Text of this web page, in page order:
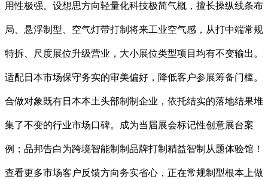
用性极强。设想思方向轻量化科技极简气概，擅长操纵线条布
局、悬浮制型、空气灯带打制将来工业空气感，从打中端常规
特拆、尺度展位升级营业，大小展位类型项目均有不变输出。
适配日本市场保守务实的审美偏好，降低客户参展筹备门槛。
合做对象既有日本本土头部制制企业，依托结实的落地结果堆
集了不变的行业市场口碑。成为当届展会标记性创意展台案
例；品邦告白为跨境智能制制品牌打制精益智制从题体验馆！
查看更多市场客户反馈方向务实省心，正在常规制型根本上做